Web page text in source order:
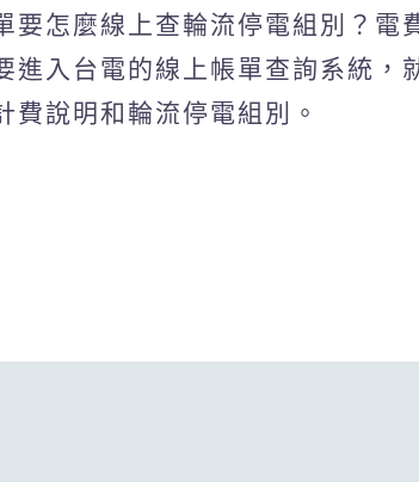
要怎麼線上查輪流停電組別？電
進入台電的線上帳單查詢系統，
費說明和輪流停電組別。